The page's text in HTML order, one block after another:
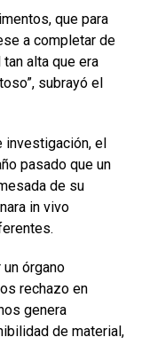
que para
a completar de
alta que era
subrayó el
investigación, el
pasado que un
de su
in vivo
órgano
rechazo en
genera
de material,